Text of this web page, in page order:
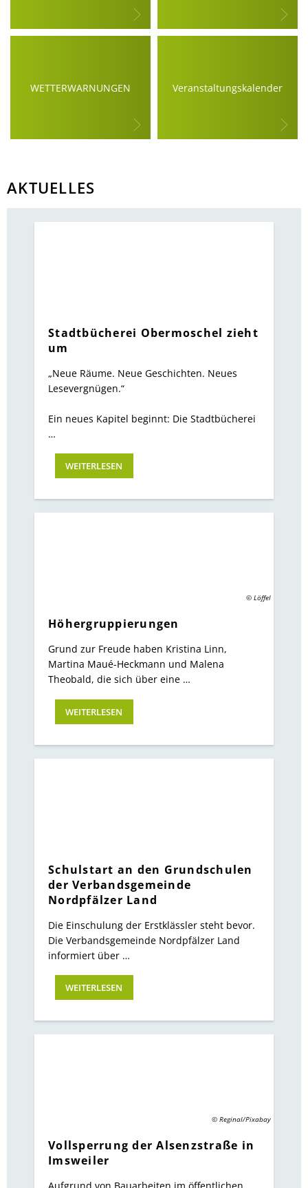
Bürgerbus
WETTERWARNUNGEN Veranstaltungskalender
AKTUELLES
Stadtbücherei Obermoschel zieht
um
„Neue Räume. Neue Geschichten. Neues
Lesevergnügen.“
Ein neues Kapitel beginnt: Die Stadtbücherei
…
WEITERLESEN
© Löffel
Höhergruppierungen
Grund zur Freude haben Kristina Linn,
Martina Maué-Heckmann und Malena
Theobald, die sich über eine …
WEITERLESEN
Schulstart an den Grundschulen
der Verbandsgemeinde
Nordpfälzer Land
Die Einschulung der Erstklässler steht bevor.
Die Verbandsgemeinde Nordpfälzer Land
informiert über …
WEITERLESEN
© Reginal/Pixabay
Vollsperrung der Alsenzstraße in
Imsweiler